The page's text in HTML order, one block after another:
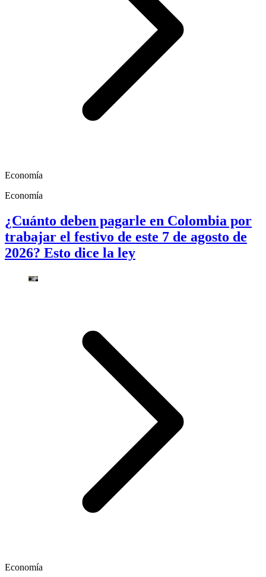
Economía
Economía
¿Cuánto deben pagarle en Colombia por
trabajar el festivo de este 7 de agosto de
2026? Esto dice la ley
Economía